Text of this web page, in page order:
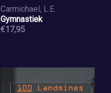
Carmichael, L.E.
Gymnastiek
€17,95